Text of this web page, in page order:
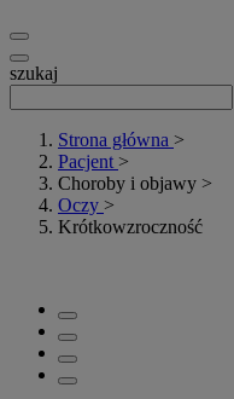
szukaj
Strona główna >
Pacjent >
Choroby i objawy >
Oczy >
Krótkowzroczność